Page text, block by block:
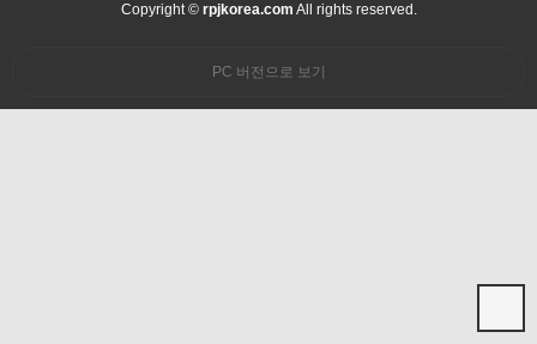
Copyright © rpjkorea.com All rights reserved.
PC 버전으로 보기